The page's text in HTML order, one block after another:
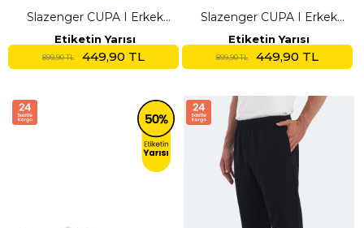
Slazenger CUPA I Erkek
Cepli Siyah Eşofman Altı
Etiketin Yarısı
899,90 TL 449,90 TL
Slazenger CUPA I Erkek
Cepli Koyu Gri Eşofman Altı
Etiketin Yarısı
899,90 TL 449,90 TL